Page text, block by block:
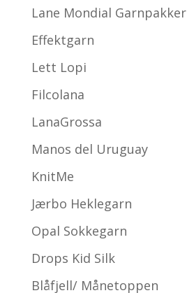
Lane Mondial Garnpakker
Effektgarn
Lett Lopi
Filcolana
LanaGrossa
Manos del Uruguay
KnitMe
Jærbo Heklegarn
Opal Sokkegarn
Drops Kid Silk
Blåfjell/ Månetoppen